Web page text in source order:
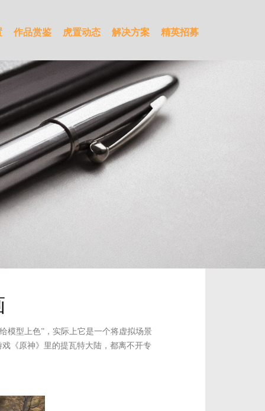
作品赏鉴 虎置动态 解决方案 精英招募
模型上色”，实际上它是一个将虚拟场景
《原神》里的提瓦特大陆，都离不开专